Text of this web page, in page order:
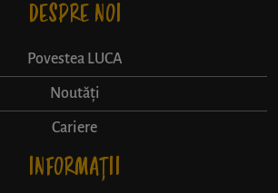
DESPRE NOI
Povestea LUCA
Noutăți
Cariere
INFORMAȚII